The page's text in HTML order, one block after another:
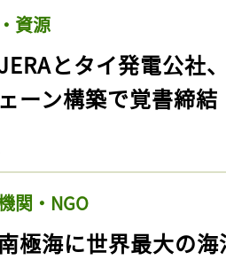
資源
JERAとタイ発電公社
ーン構築で覚書締結
関・NGO
南極海に世界最大の
会員登録